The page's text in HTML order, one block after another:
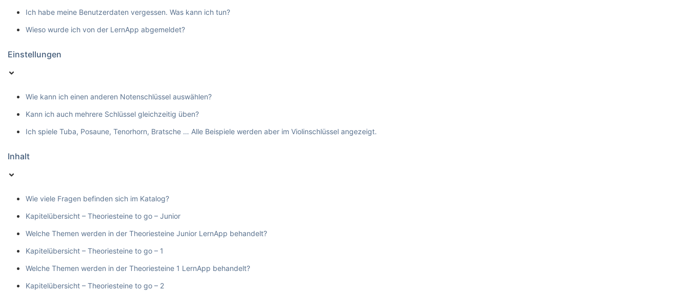
Ich habe meine Benutzerdaten vergessen. Was kann ich tun?
Wieso wurde ich von der LernApp abgemeldet?
Einstellungen
Wie kann ich einen anderen Notenschlüssel auswählen?
Kann ich auch mehrere Schlüssel gleichzeitig üben?
Ich spiele Tuba, Posaune, Tenorhorn, Bratsche … Alle Beispiele werden aber im Violinschlüssel angezeigt.
Inhalt
Wie viele Fragen befinden sich im Katalog?
Kapitelübersicht – Theoriesteine to go – Junior
Welche Themen werden in der Theoriesteine Junior LernApp behandelt?
Kapitelübersicht – Theoriesteine to go – 1
Welche Themen werden in der Theoriesteine 1 LernApp behandelt?
Kapitelübersicht – Theoriesteine to go – 2